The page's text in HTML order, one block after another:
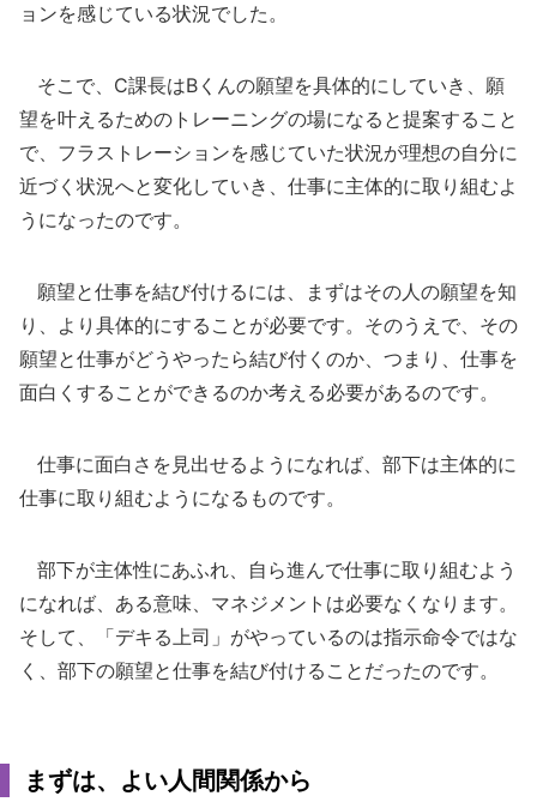
ョンを感じている状況でした。
そこで、C課長はBくんの願望を具体的にしていき、願
望を叶えるためのトレーニングの場になると提案すること
で、フラストレーションを感じていた状況が理想の自分に
近づく状況へと変化していき、仕事に主体的に取り組むよ
うになったのです。
願望と仕事を結び付けるには、まずはその人の願望を知
り、より具体的にすることが必要です。そのうえで、その
願望と仕事がどうやったら結び付くのか、つまり、仕事を
面白くすることができるのか考える必要があるのです。
仕事に面白さを見出せるようになれば、部下は主体的に
仕事に取り組むようになるものです。
部下が主体性にあふれ、自ら進んで仕事に取り組むよう
になれば、ある意味、マネジメントは必要なくなります。
そして、「デキる上司」がやっているのは指示命令ではな
く、部下の願望と仕事を結び付けることだったのです。
まずは、よい人間関係から